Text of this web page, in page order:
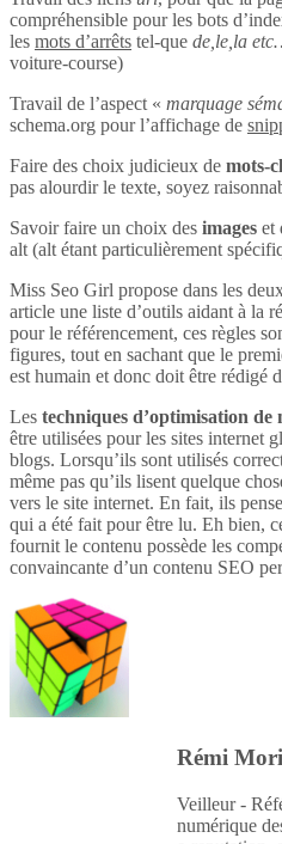
compréhensible pour les bots
les mots d’arrêts tel-que de,le,la
voiture-course)
Travail de l’aspect « marquage
schema.org pour l’affichage de
Faire des choix judicieux de mots-
pas alourdir le texte, soyez
Savoir faire un choix des images et
alt (alt étant particulièrement
Miss Seo Girl propose dans les
article une liste d’outils aidant à la
pour le référencement, ces règles
figures, tout en sachant que le
est humain et donc doit être rédigé
Les techniques d’optimisation de
être utilisées pour les sites internet
blogs. Lorsqu’ils sont utilisés
même pas qu’ils lisent quelque
vers le site internet. En fait, ils
qui a été fait pour être lu. Eh bien,
fournit le contenu possède les
convaincante d’un contenu SEO
Rémi
Veilleur -
numérique